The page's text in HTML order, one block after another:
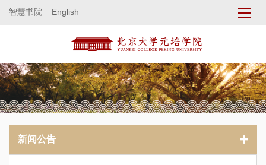
智慧书院 English
新闻公告